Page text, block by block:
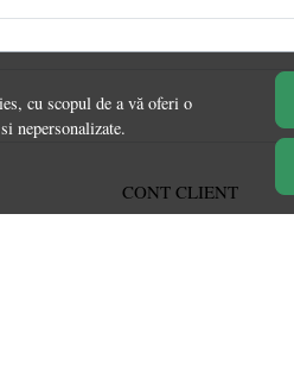
cu scopul de a vă oferi o
nepersonalizate.
CONT CLIENT